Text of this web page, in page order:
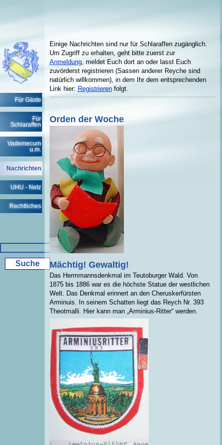
Für Gäste
Für
Schlaraffen
Vademecum
u.m.
Nachrichten
UHU - Netz
Rechtliches
Einige Nachrichten sind nur für Schlaraffen zugänglich.
Um Zugriff zu erhalten, geht bitte zuerst zur
Anmeldung, meldet Euch dort an oder lasst Euch
zuvörderst registrieren (Sassen anderer Reyche sind
natürlich willkommen), in dem Ihr dem entsprechenden
Link hier: Registrierenfolgt.
Orden der Woche
Mächtig! Gewaltig!
Das Hermmannsdenkmal im Teutoburger Wald. Von
1875 bis 1886 war es die höchste Statue der westlichen
Welt. Das Denkmal erinnert an den Cheruskerfürsten
Arminuis. In seinem Schatten liegt das Reych Nr. 393
Theotmalli. Hier kann man „Arminius-Ritter“ werden.